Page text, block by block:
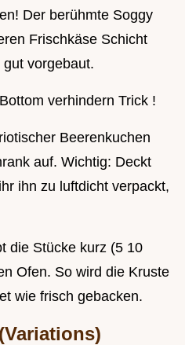
Der berühmte Soggy
Frischkäse Schicht
vorgebaut.
verhindern Trick !
Beerenkuchen
auf. Wichtig: Deckt
ihn zu luftdicht verpackt,
die Stücke kurz (5 10
Ofen. So wird die Kruste
wie frisch gebacken.